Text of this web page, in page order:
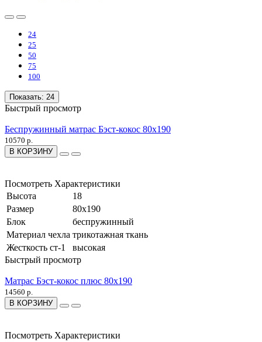
24
25
50
75
100
Показать: 24
Быстрый просмотр
Беспружинный матрас Бэст-кокос 80x190
10570 р.
В КОРЗИНУ
Посмотреть Характеристики
Высота
18
Размер
80x190
Блок
беспружинный
Материал чехла трикотажная ткань
Жесткость ст-1
высокая
Быстрый просмотр
Матрас Бэст-кокос плюс 80x190
14560 р.
В КОРЗИНУ
Посмотреть Характеристики